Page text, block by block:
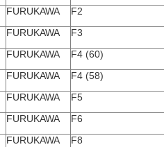
FURUKAWA
F2
FURUKAWA
F3
FURUKAWA
F4 (60)
FURUKAWA
F4 (58)
FURUKAWA
F5
FURUKAWA
F6
FURUKAWA
F8